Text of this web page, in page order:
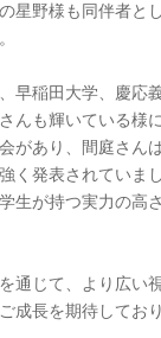
星野様も同伴者
早稲田大学、慶応
んも輝いている様
があり、間庭さん
く発表されてい
学生が持つ実力
通じて、より広い
ご成長を期待し